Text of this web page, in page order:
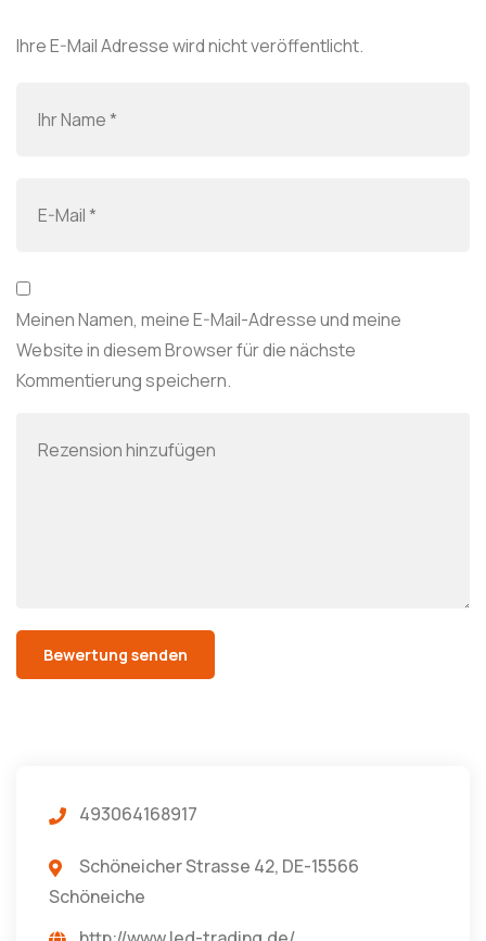
Ihre E-Mail Adresse wird nicht veröffentlicht.
Meinen Namen, meine E-Mail-Adresse und meine
Website in diesem Browser für die nächste
Kommentierung speichern.
493064168917
Schöneicher Strasse 42, DE-15566
Schöneiche